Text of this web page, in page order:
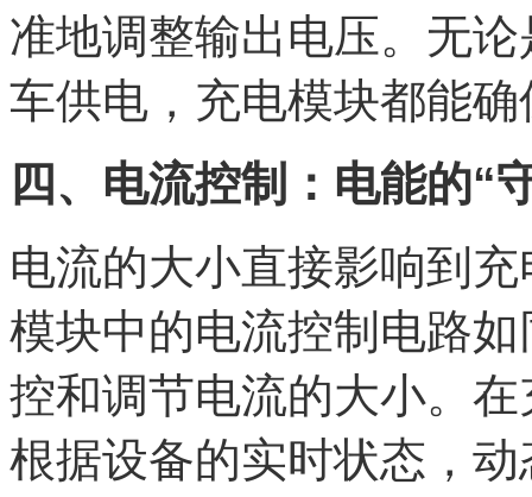
准地调整输出电压。无
车供电，充电模块都能
四、电流控制：电能的“
电流的大小直接影响到
模块中的电流控制电路
控和调节电流的大小。
根据设备的实时状态，